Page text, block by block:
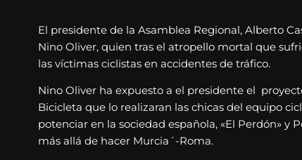
El presidente de la Asamblea Regional, Alberto
Nino Oliver, quien tras el atropello mortal que
las víctimas ciclistas en accidentes de tráfico.
Nino Oliver ha expuesto a el presidente el
Bicicleta que lo realizaran las chicas del equipo
potenciar en la sociedad española, «El Perdón» y
más allá de hacer Murcia´-Roma.